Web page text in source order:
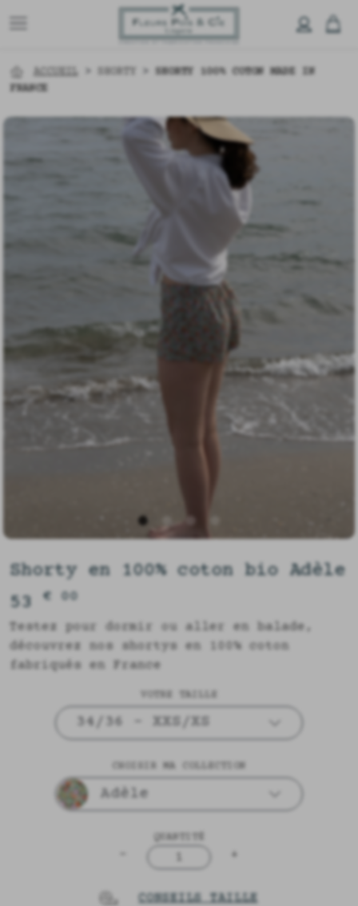
ACCUEIL > SHORTY >
SHORTY 100% COTON MADE IN
FRANCE
Shorty en 100% coton bio Adèle
53€ 00
Testez pour dormir ou aller en balade,
découvrez nos shortys en 100% coton
fabriqués en France
VOTRE TAILLE
34/36 - XXS/XS
CHOISIR MA COLLECTION
Adèle
QUANTITÉ
+
CONSEILS TAILLE